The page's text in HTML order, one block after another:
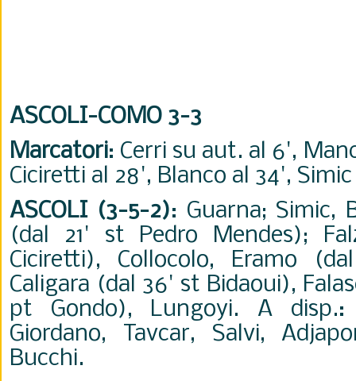
ASCOLI-COMO 3-3
Marcatori: Cerri su aut. al 6',
Ciciretti al 28', Blanco al 34',
ASCOLI (3-5-2): Guarna; Simic,
(dal 21' st Pedro Mendes);
Ciciretti), Collocolo, Eramo
Caligara (dal 36' st Bidaoui),
pt Gondo), Lungoyi. A disp.:
Giordano, Tavcar, Salvi,
Bucchi.